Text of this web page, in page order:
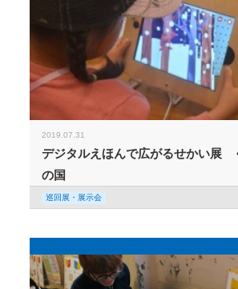
2019.07.31
デジタルえほんで広がるせかい展
の国
巡回展・展示会